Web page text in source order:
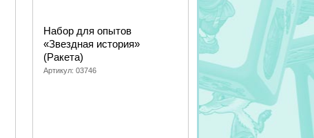
Набор для опытов
«Звездная история»
(Ракета)
Артикул: 03746